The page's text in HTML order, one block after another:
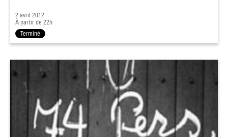
2 avril 2012
À partir de 22h
Terminé